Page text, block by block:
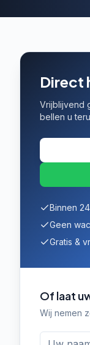
Direct
Vrijblijvend
bellen u
Binnen
Geen
Gratis &
Of laat
Wij nemen